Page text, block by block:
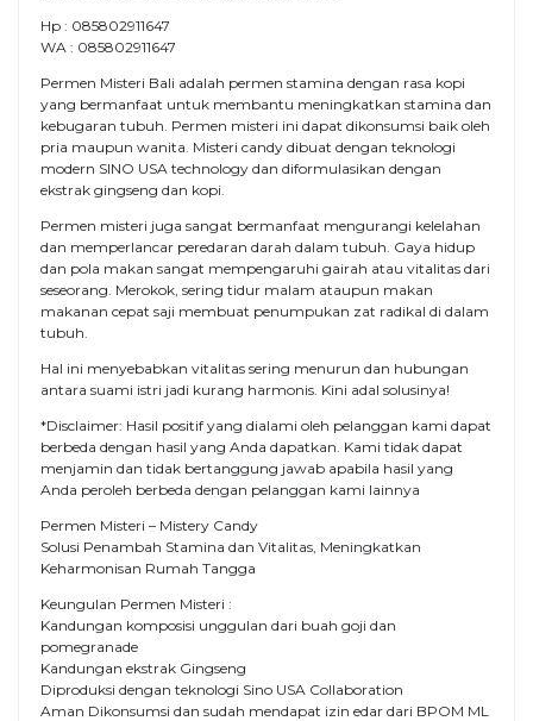
Hp : 085802911647
WA : 085802911647
Permen Misteri Bali adalah permen stamina dengan rasa kopi
yang bermanfaat untuk membantu meningkatkan stamina dan
kebugaran tubuh. Permen misteri ini dapat dikonsumsi baik oleh
pria maupun wanita. Misteri candy dibuat dengan teknologi
modern SINO USA technology dan diformulasikan dengan
ekstrak gingseng dan kopi.
Permen misteri juga sangat bermanfaat mengurangi kelelahan
dan memperlancar peredaran darah dalam tubuh. Gaya hidup
dan pola makan sangat mempengaruhi gairah atau vitalitas dari
seseorang. Merokok, sering tidur malam ataupun makan
makanan cepat saji membuat penumpukan zat radikal di dalam
tubuh.
Hal ini menyebabkan vitalitas sering menurun dan hubungan
antara suami istri jadi kurang harmonis. Kini adal solusinya!
*Disclaimer: Hasil positif yang dialami oleh pelanggan kami dapat
berbeda dengan hasil yang Anda dapatkan. Kami tidak dapat
menjamin dan tidak bertanggung jawab apabila hasil yang
Anda peroleh berbeda dengan pelanggan kami lainnya
Permen Misteri – Mistery Candy
Solusi Penambah Stamina dan Vitalitas, Meningkatkan
Keharmonisan Rumah Tangga
Keungulan Permen Misteri :
Kandungan komposisi unggulan dari buah goji dan
pomegranade
Kandungan ekstrak Gingseng
Diproduksi dengan teknologi Sino USA Collaboration
Aman Dikonsumsi dan sudah mendapat izin edar dari BPOM ML